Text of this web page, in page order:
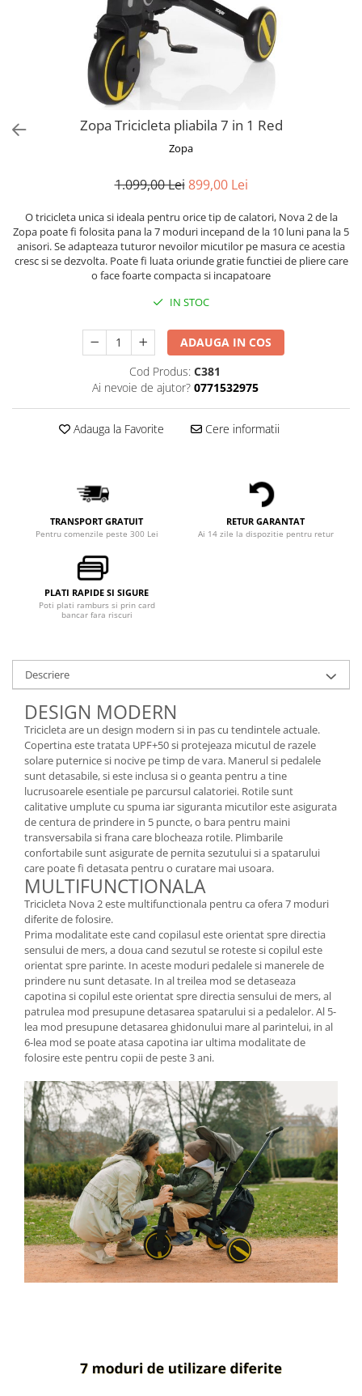
Zopa Tricicleta pliabila 7 in 1 Red
Zopa
1.099,00 Lei 899,00 Lei
O tricicleta unica si ideala pentru orice tip de calatori, Nova 2 de la
Zopa poate fi folosita pana la 7 moduri incepand de la 10 luni pana la 5
anisori. Se adapteaza tuturor nevoilor micutilor pe masura ce acestia
cresc si se dezvolta. Poate fi luata oriunde gratie functiei de pliere care
o face foarte compacta si incapatoare
IN STOC
ADAUGA IN COS
Cod Produs: C381
Ai nevoie de ajutor? 0771532975
Adauga la Favorite Cere informatii
TRANSPORT GRATUIT
Pentru comenzile peste 300 Lei
RETUR GARANTAT
Ai 14 zile la dispozitie pentru retur
PLATI RAPIDE SI SIGURE
Poti plati ramburs si prin card
bancar fara riscuri
Descriere
DESIGN MODERN
Tricicleta are un design modern si in pas cu tendintele actuale.
Copertina este tratata UPF+50 si protejeaza micutul de razele
solare puternice si nocive pe timp de vara. Manerul si pedalele
sunt detasabile, si este inclusa si o geanta pentru a tine
lucrusoarele esentiale pe parcursul calatoriei. Rotile sunt
calitative umplute cu spuma iar siguranta micutilor este asigurata
de centura de prindere in 5 puncte, o bara pentru maini
transversabila si frana care blocheaza rotile. Plimbarile
confortabile sunt asigurate de pernita sezutului si a spatarului
care poate fi detasata pentru o curatare mai usoara.
MULTIFUNCTIONALA
Tricicleta Nova 2 este multifunctionala pentru ca ofera 7 moduri
diferite de folosire.
Prima modalitate este cand copilasul este orientat spre directia
sensului de mers, a doua cand sezutul se roteste si copilul este
orientat spre parinte. In aceste moduri pedalele si manerele de
prindere nu sunt detasate. In al treilea mod se detaseaza
capotina si copilul este orientat spre directia sensului de mers, al
patrulea mod presupune detasarea spatarului si a pedalelor. Al 5-
lea mod presupune detasarea ghidonului mare al parintelui, in al
6-lea mod se poate atasa capotina iar ultima modalitate de
folosire este pentru copii de peste 3 ani.